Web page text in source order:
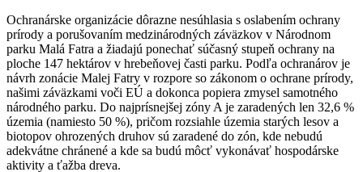
Ochranárske organizácie dôrazne nesúhlasia s oslabením ochrany
prírody a porušovaním medzinárodných záväzkov v Národnom
parku Malá Fatra a žiadajú ponechať súčasný stupeň ochrany na
ploche 147 hektárov v hrebeňovej časti parku. Podľa ochranárov je
návrh zonácie Malej Fatry v rozpore so zákonom o ochrane prírody,
našimi záväzkami voči EÚ a dokonca popiera zmysel samotného
národného parku. Do najprísnejšej zóny A je zaradených len 32,6 %
územia (namiesto 50 %), pričom rozsiahle územia starých lesov a
biotopov ohrozených druhov sú zaradené do zón, kde nebudú
adekvátne chránené a kde sa budú môcť vykonávať hospodárske
aktivity a ťažba dreva.